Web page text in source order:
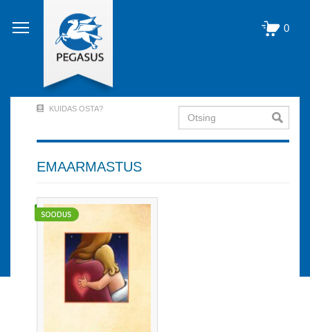
edasi
põhisisu
0
Account
Menu
out)
KUIDAS OSTA? Otsing
EMAARMASTUS